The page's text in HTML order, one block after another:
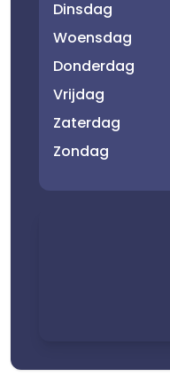
Dinsdag
Woensdag
Donderdag
Vrijdag
Zaterdag
Zondag